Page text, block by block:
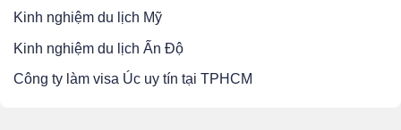
Kinh nghiệm du lịch Mỹ
Kinh nghiệm du lịch Ấn Độ
Công ty làm visa Úc uy tín tại TPHCM